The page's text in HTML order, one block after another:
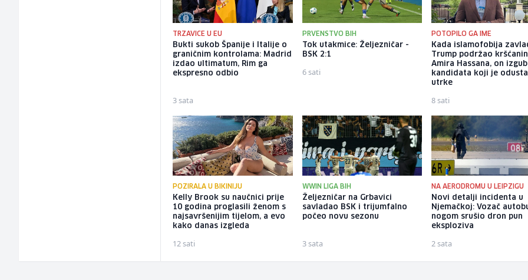
TRZAVICE U EU
Bukti sukob Španije i Italije o
graničnim kontrolama: Madrid
izdao ultimatum, Rim ga
ekspresno odbio
3 sata
PRVENSTVO BIH
Tok utakmice: Željezničar -
BSK 2:1
6 sati
POTOPILO GA IME
Kada islamofobija
Trump podržao
Amira Hassana, on
kandidata koji je
utrke
8 sati
POZIRALA U BIKINIJU
Kelly Brook su naučnici prije
10 godina proglasili ženom s
najsavršenijim tijelom, a evo
kako danas izgleda
12 sati
WWIN LIGA BIH
Željezničar na Grbavici
savladao BSK i trijumfalno
počeo novu sezonu
3 sata
NA AERODROMU U LEIPZIGU
Novi detalji incidenta u
Njemačkoj: Vozač
nogom srušio dron pun
eksploziva
2 sata